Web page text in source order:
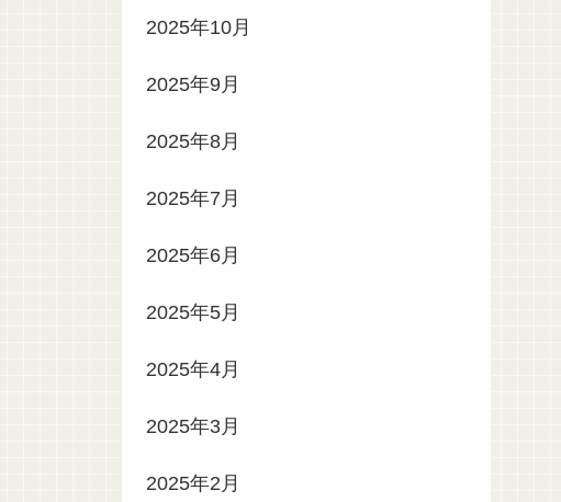
2025年10月
2025年9月
2025年8月
2025年7月
2025年6月
2025年5月
2025年4月
2025年3月
2025年2月